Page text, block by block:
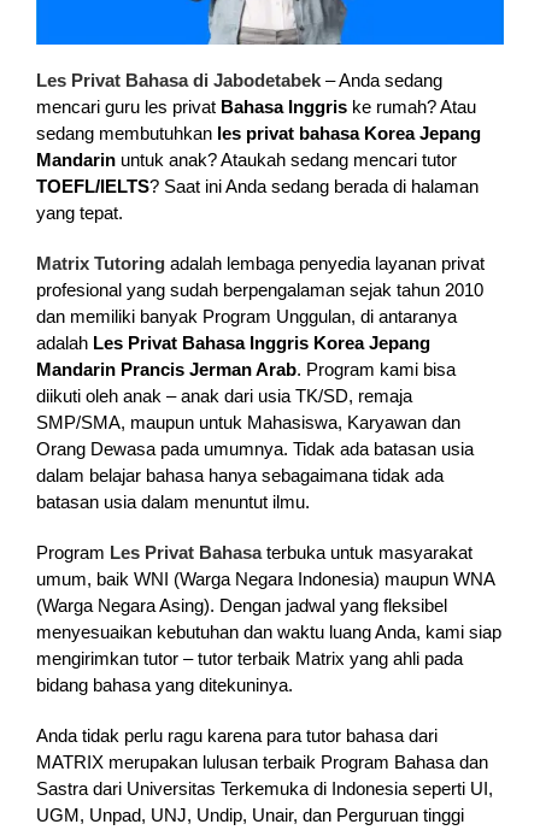
Les Privat Bahasa di Jabodetabek – Anda sedang
mencari guru les privat Bahasa Inggris ke rumah? Atau
sedang membutuhkan les privat bahasa Korea Jepang
Mandarin untuk anak? Ataukah sedang mencari tutor
TOEFL/IELTS? Saat ini Anda sedang berada di halaman
yang tepat.
Matrix Tutoring adalah lembaga penyedia layanan privat
profesional yang sudah berpengalaman sejak tahun 2010
dan memiliki banyak Program Unggulan, di antaranya
adalah Les Privat Bahasa Inggris Korea Jepang
Mandarin Prancis Jerman Arab. Program kami bisa
diikuti oleh anak – anak dari usia TK/SD, remaja
SMP/SMA, maupun untuk Mahasiswa, Karyawan dan
Orang Dewasa pada umumnya. Tidak ada batasan usia
dalam belajar bahasa hanya sebagaimana tidak ada
batasan usia dalam menuntut ilmu.
Program Les Privat Bahasaterbuka untuk masyarakat
umum, baik WNI (Warga Negara Indonesia) maupun WNA
(Warga Negara Asing). Dengan jadwal yang fleksibel
menyesuaikan kebutuhan dan waktu luang Anda, kami siap
mengirimkan tutor – tutor terbaik Matrix yang ahli pada
bidang bahasa yang ditekuninya.
Anda tidak perlu ragu karena para tutor bahasa dari
MATRIX merupakan lulusan terbaik Program Bahasa dan
Sastra dari Universitas Terkemuka di Indonesia seperti UI,
UGM, Unpad, UNJ, Undip, Unair, dan Perguruan tinggi